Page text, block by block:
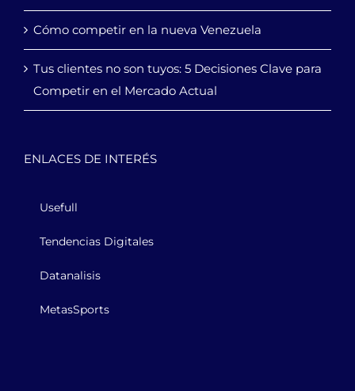
Cómo competir en la nueva Venezuela
Tus clientes no son tuyos: 5 Decisiones Clave para
Competir en el Mercado Actual
ENLACES DE INTERÉS
Usefull
Tendencias Digitales
Datanalisis
MetasSports